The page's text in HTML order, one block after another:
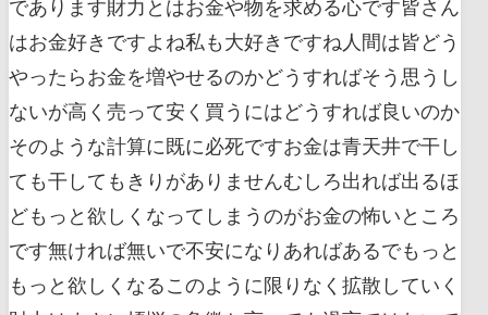
であります財力とはお金や物を求める心です皆さん
はお金好きですよね私も大好きですね人間は皆どう
やったらお金を増やせるのかどうすればそう思うし
ないが高く売って安く買うにはどうすれば良いのか
そのような計算に既に必死ですお金は青天井で干し
ても干してもきりがありませんむしろ出れば出るほ
どもっと欲しくなってしまうのがお金の怖いところ
です無ければ無いで不安になりあればあるでもっと
もっと欲しくなるこのように限りなく拡散していく